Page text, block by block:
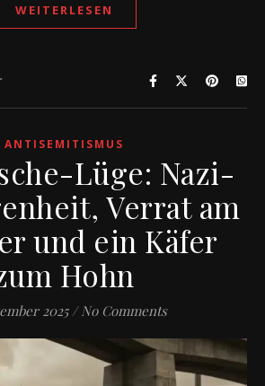
WEITERLESEN
ANTISEMITISMUS
Lüge: Nazi-
Verrat am
und ein Käfer
Hohn
2025 / No Comments